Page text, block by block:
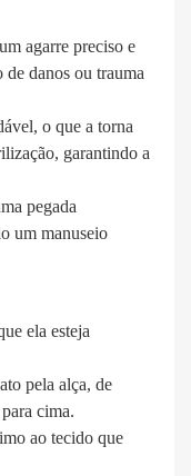
agarre preciso e
danos ou trauma
o que a torna
garantindo a
pegada
um manuseio
ela esteja
pela alça, de
cima.
ao tecido que